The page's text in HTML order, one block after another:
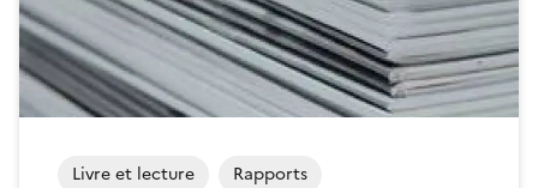
Livre et lecture Rapports